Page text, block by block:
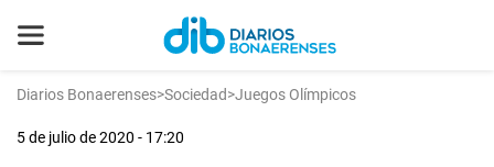
Diarios Bonaerenses>Sociedad>Juegos Olímpicos
5 de julio de 2020 - 17:20